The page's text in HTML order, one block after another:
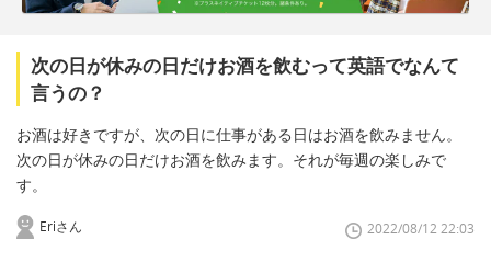
次の日が休みの日だけお酒を飲むって英語でなんて
言うの？
お酒は好きですが、次の日に仕事がある日はお酒を飲みません。
次の日が休みの日だけお酒を飲みます。それが毎週の楽しみで
す。
Eriさん 2022/08/12 22:03